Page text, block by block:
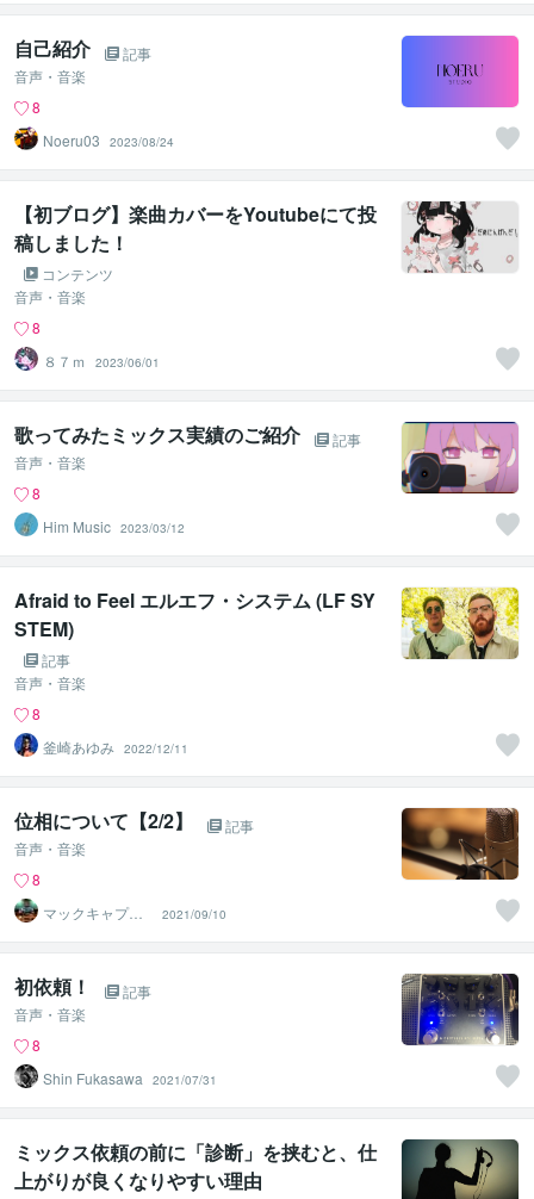
自己紹介
記事
音声・音楽
8
Noeru03
2023/08/24
【初ブログ】楽曲カバーをYoutubeにて投
稿しました！
コンテンツ
音声・音楽
8
８７ｍ
2023/06/01
歌ってみたミックス実績のご紹介
記事
音声・音楽
8
Him Music 2023/03/12
Afraid to Feel エルエフ・システム (LF SY
STEM)
記事
音声・音楽
8
釜崎あゆみ 2022/12/11
位相について【2/2】
記事
音声・音楽
8
マックキャプテ
2021/09/10
初依頼！
記事
音声・音楽
8
Shin Fukasawa
2021/07/31
ミックス依頼の前に「診断」を挟むと、仕
上がりが良くなりやすい理由